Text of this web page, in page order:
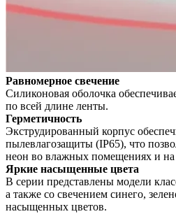
Равномерное свечение
Силиконовая оболочка
по всей длине ленты.
Герметичность
Экструдированный корпус
пылевлагозащиты (IP65), что
неон во влажных помещениях и на
Яркие насыщенные цвета
В серии представлены модели
а также со свечением синего,
насыщенных цветов.